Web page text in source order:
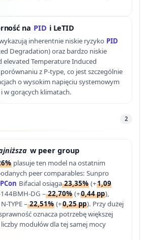
na PID i LeTID
inherentnie niskie ryzyko PID
Degradation) oraz bardzo niskie
elevated Temperature Induced
z P-type, co jest szczególnie
o wysokim napięciu systemowym
i w gorących klimatach.
2
w peer group
plasuje ten model na ostatnim
peer comparables: Sunpro
Bifacial osiąga23,35% (+1,09
DG –22,70% (+0,44 pp),
TYPE –22,51% (+0,25 pp). Przy dużej
oznacza potrzebę większej
modułów dla tej samej mocy